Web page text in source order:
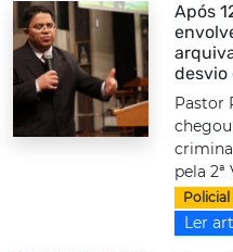
Após
desvio
Pastor
pela 2ª
Policial
Ler